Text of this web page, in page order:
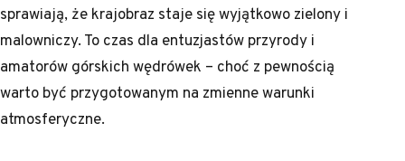
sprawiają, że krajobraz staje się wyjątkowo zielony i
malowniczy. To czas dla entuzjastów przyrody i
amatorów górskich wędrówek – choć z pewnością
warto być przygotowanym na zmienne warunki
atmosferyczne.